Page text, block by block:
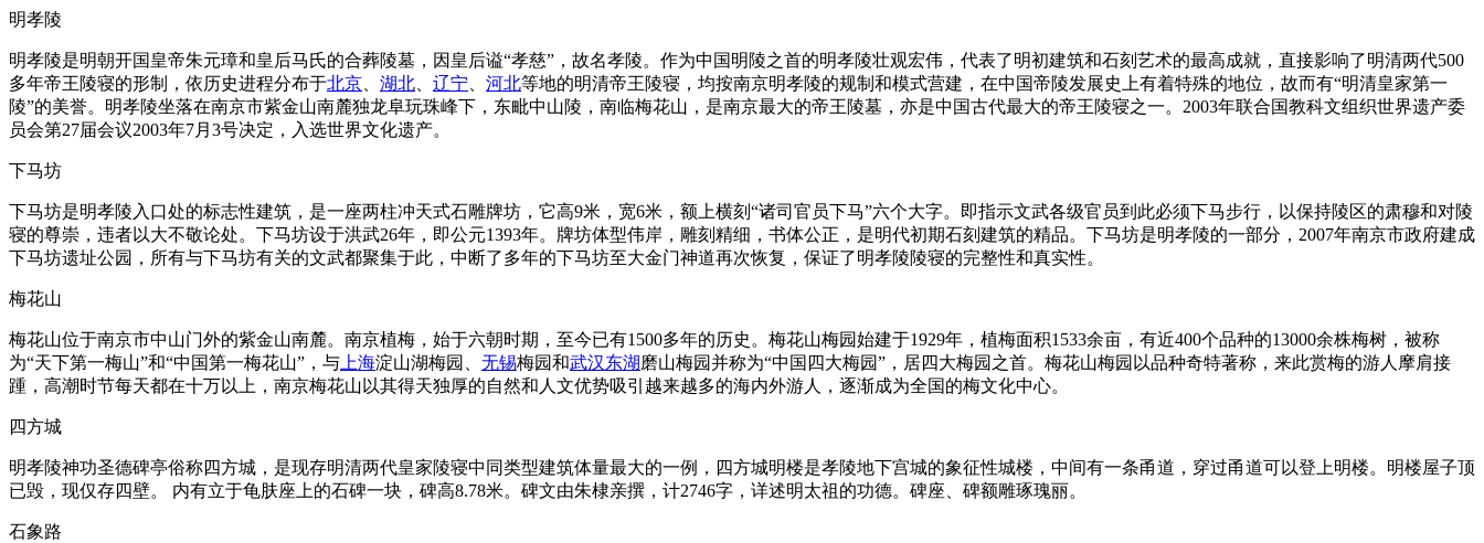
明孝陵
明孝陵是明朝开国皇帝朱元璋和皇后马氏的合葬陵墓，因皇后谥“孝慈”，故名孝陵。作为中国明陵之首的明孝陵壮观宏伟，代表了明初建筑和石刻艺术的最高成就，直接影响了明清两代500
多年帝王陵寝的形制，依历史进程分布于北京 湖北 辽宁 河北等地的明清帝王陵寝，均按南京明孝陵的规制和模式营建，在中国帝陵发展史上有着特殊的地位，故而有“明清皇家第一
陵”的美誉。明孝陵坐落在南京市紫金山南麓独龙阜玩珠峰下，东毗中山陵，南临梅花山，是南京最大的帝王陵墓，亦是中国古代最大的帝王陵寝之一。2003年联合国教科文组织世界遗产委
员会第27届会议2003年7月3号决定，入选世界文化遗产。
下马坊
下马坊是明孝陵入口处的标志性建筑，是一座两柱冲天式石雕牌坊，它高9米，宽6米，额上横刻“诸司官员下马”六个大字。即指示文武各级官员到此必须下马步行，以保持陵区的肃穆和对陵
寝的尊崇，违者以大不敬论处。下马坊设于洪武26年，即公元1393年。牌坊体型伟岸，雕刻精细，书体公正，是明代初期石刻建筑的精品。下马坊是明孝陵的一部分，2007年南京市政府建成
下马坊遗址公园，所有与下马坊有关的文武都聚集于此，中断了多年的下马坊至大金门神道再次恢复，保证了明孝陵陵寝的完整性和真实性。
梅花山
梅花山位于南京市中山门外的紫金山南麓。南京植梅，始于六朝时期，至今已有1500多年的历史。梅花山梅园始建于1929年，植梅面积1533余亩，有近400个品种的13000余株梅树，被称
为“天下第一梅山”和“中国第一梅花山”，与 上海淀山湖梅园、 无锡梅园和武汉东湖磨山梅园并称为“中国四大梅园”，居四大梅园之首。梅花山梅园以品种奇特著称，来此赏梅的游人摩肩接
踵，高潮时节每天都在十万以上，南京梅花山以其得天独厚的自然和人文优势吸引越来越多的海内外游人，逐渐成为全国的梅文化中心。
四方城
明孝陵神功圣德碑亭俗称四方城，是现存明清两代皇家陵寝中同类型建筑体量最大的一例，四方城明楼是孝陵地下宫城的象征性城楼，中间有一条甬道，穿过甬道可以登上明楼。明楼屋子顶
已毁，现仅存四壁。 内有立于龟肤座上的石碑一块，碑高8.78米。碑文由朱棣亲撰，计2746字，详述明太祖的功德。碑座、碑额雕琢瑰丽。
石象路